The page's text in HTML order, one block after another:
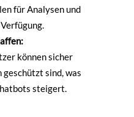
für Analysen und
können sicher
geschützt sind, was
steigert.